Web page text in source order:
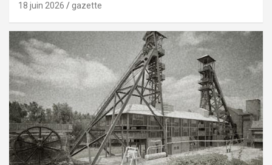
18 juin 2026 gazette